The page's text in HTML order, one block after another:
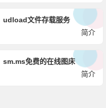
udload文件存载服务
简介
sm.ms免费的在线图床
简介